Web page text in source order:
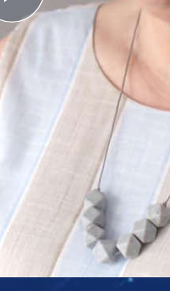
Play
Video